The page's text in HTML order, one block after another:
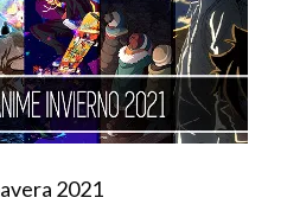
2021